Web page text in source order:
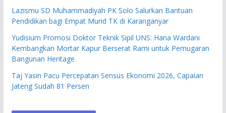
Lazismu SD Muhammadiyah PK Solo Salurkan Bantuan
Pendidikan bagi Empat Murid TK di Karanganyar
Yudisium Promosi Doktor Teknik Sipil UNS: Hana Wardani
Kembangkan Mortar Kapur Berserat Rami untuk Pemugaran
Bangunan Heritage
Taj Yasin Pacu Percepatan Sensus Ekonomi 2026, Capaian
Jateng Sudah 81 Persen